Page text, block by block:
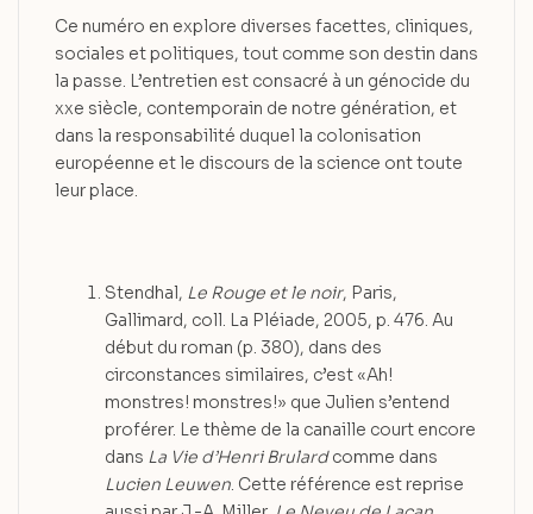
Ce numéro en explore diverses facettes, cliniques,
sociales et politiques, tout comme son destin dans
la passe. L’entretien est consacré à un génocide du
xxe siècle, contemporain de notre génération, et
dans la responsabilité duquel la colonisation
européenne et le discours de la science ont toute
leur place.
Stendhal, Le Rouge et le noir, Paris,
Gallimard, coll. La Pléiade, 2005, p. 476. Au
début du roman (p. 380), dans des
circonstances similaires, c’est «Ah!
monstres! monstres!» que Julien s’entend
proférer. Le thème de la canaille court encore
dans La Vie d’Henri Brulardcomme dans
Lucien Leuwen. Cette référence est reprise